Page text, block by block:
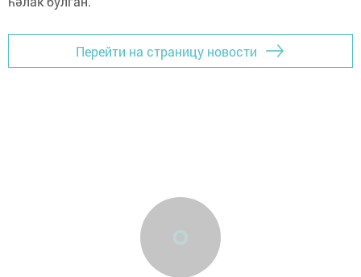
Перейти на страницу новости